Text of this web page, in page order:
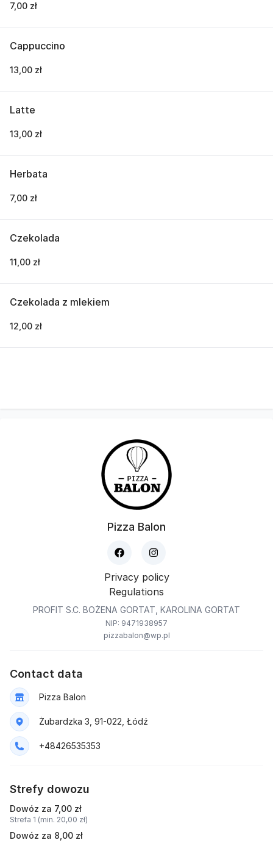
7,00 zł
Cappuccino
13,00 zł
Latte
13,00 zł
Herbata
7,00 zł
Czekolada
11,00 zł
Czekolada z mlekiem
12,00 zł
Pizza Balon
Privacy policy
Regulations
PROFIT S.C. BOŻENA GORTAT, KAROLINA GORTAT
NIP: 9471938957
pizzabalon@wp.pl
Contact data
Pizza Balon
Żubardzka 3, 91-022, Łódź
+48426535353
Strefy dowozu
Dowóz za 7,00 zł
Strefa 1 (min. 20,00 zł)
Dowóz za 8,00 zł